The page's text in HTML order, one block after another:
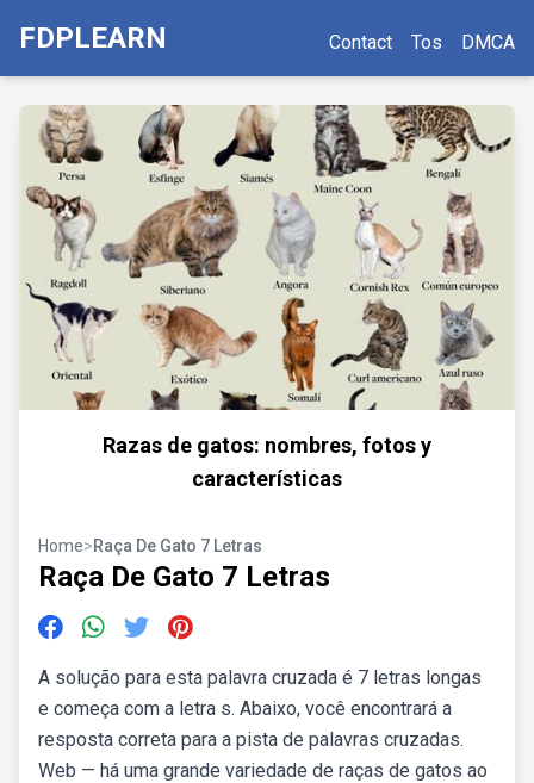
FDPLEARN Contact Tos DMCA
Razas de gatos: nombres, fotos y
características
Home>Raça De Gato 7 Letras
Raça De Gato 7 Letras
A solução para esta palavra cruzada é 7 letras longas
e começa com a letra s. Abaixo, você encontrará a
resposta correta para a pista de palavras cruzadas.
Web — há uma grande variedade de raças de gatos ao